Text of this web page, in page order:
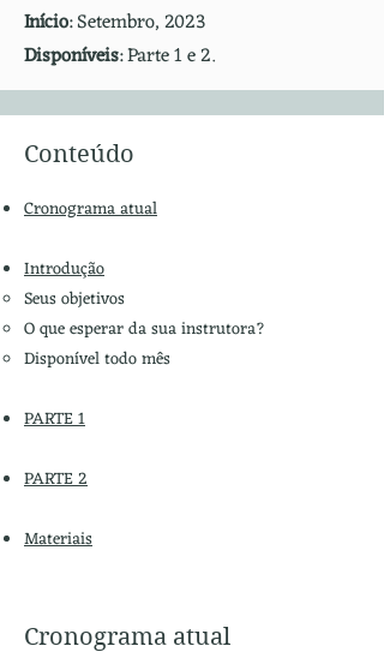
Início: Setembro, 2023
Disponíveis: Parte 1 e 2.
Conteúdo
Cronograma atual
Introdução
Seus objetivos
O que esperar da sua instrutora?
Disponível todo mês
PARTE 1
PARTE 2
Materiais
Cronograma atual